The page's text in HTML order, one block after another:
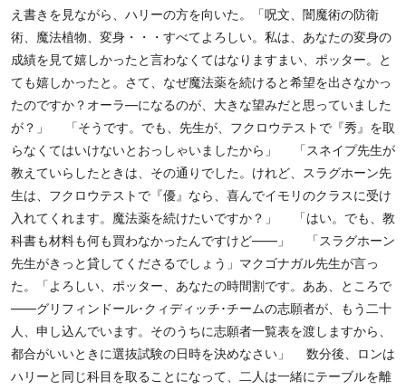
え書きを見ながら、ハリーの方を向いた。「呪文、闇魔術の防衛
術、魔法植物、変身・・・すべてよろしい。私は、あなたの変身の
成績を見て嬉しかったと言わなくてはなりますまい、ポッター。と
ても嬉しかったと。さて、なぜ魔法薬を続けると希望を出さなかっ
たのですか？オーラ―になるのが、大きな望みだと思っていました
が？」 「そうです。でも、先生が、フクロウテストで『秀』を取
らなくてはいけないとおっしゃいましたから」 「スネイプ先生が
教えていらしたときは、その通りでした。けれど、スラグホーン先
生は、フクロウテストで『優』なら、喜んでイモリのクラスに受け
入れてくれます。魔法薬を続けたいですか？」 「はい。でも、教
科書も材料も何も買わなかったんですけど――」 「スラグホーン
先生がきっと貸してくださるでしょう」マクゴナガル先生が言っ
た。「よろしい、ポッター、あなたの時間割です。ああ、ところで
――グリフィンドール･クィディッチ･チームの志願者が、もう二十
人、申し込んでいます。そのうちに志願者一覧表を渡しますから、
都合がいいときに選抜試験の日時を決めなさい」 数分後、ロンは
ハリーと同じ科目を取ることになって、二人は一緒にテーブルを離